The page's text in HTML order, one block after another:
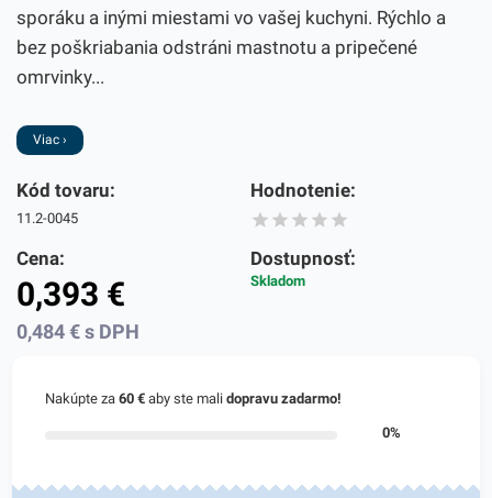
sporáku a inými miestami vo vašej kuchyni. Rýchlo a
bez poškriabania odstráni mastnotu a pripečené
omrvinky...
Viac ›
Kód tovaru:
11.2-0045
Hodnotenie:
Cena:
0,393 €
0,484€ s DPH
Dostupnosť:
Skladom
Nakúpte za60 € aby ste malidopravu zadarmo!
0%